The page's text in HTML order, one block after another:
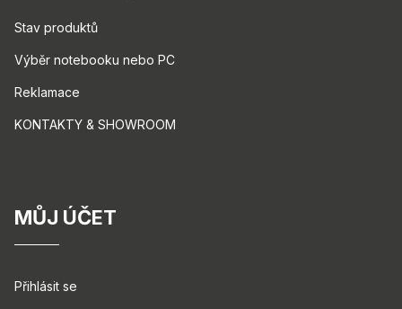
Stav produktů
Výběr notebooku nebo PC
Reklamace
KONTAKTY & SHOWROOM
MŮJ ÚČET
Přihlásit se